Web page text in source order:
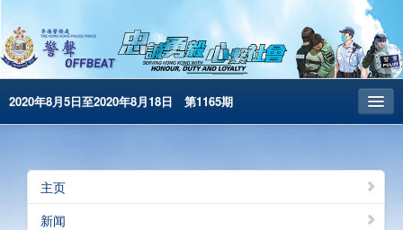
2020年8月5日至2020年8月18日 第1165期
昔日警声
警务处主页
主页
新闻